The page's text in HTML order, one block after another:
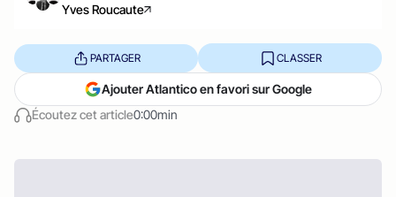
Yves Roucaute
Écoutez cet article0:00min
PARTAGER CLASSER
Ajouter Atlantico en favori sur Google